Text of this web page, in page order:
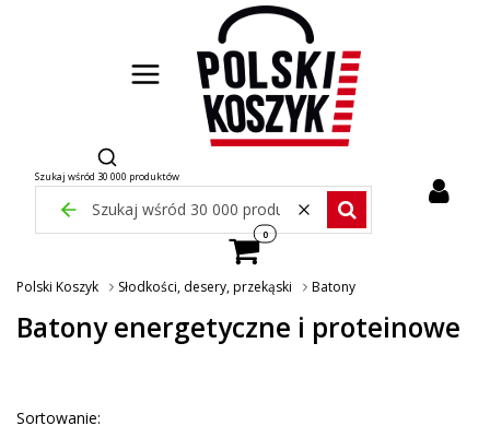
Otwórz wyszukiwarkę
Szukaj wśród 30 000 produktów
Zamknij wyszukiwarkę WyczyśćSzukaj wśród 30 000
Produkty w koszyku: 0. Zobacz
Polski Koszyk Słodkości, desery, przekąski Batony
Batony energetyczne i proteinowe
Sortowanie: